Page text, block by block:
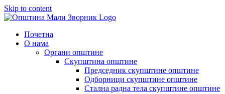
Skip to content
Почетна
О нама
Органи општине
Скупштина општине
Председник скупштине општине
Одборници скупштине општине
Стална радна тела скупштине општине